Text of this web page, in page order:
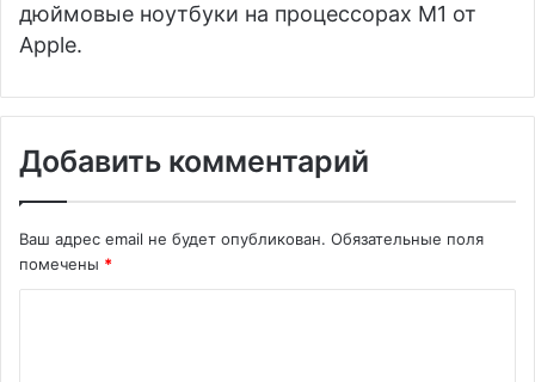
дюймовые ноутбуки на процессорах M1 от
Apple.
Добавить комментарий
Ваш адрес email не будет опубликован. Обязательные поля
помечены *